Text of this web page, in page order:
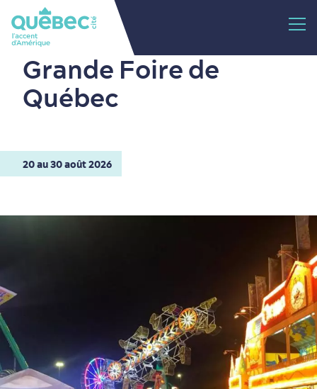
Vieux-Québec
Incontournables
7 expériences gourmandes
Où dormir?
Forfaits et rabais
Grande Foire de
Québec
20 au 30 août 2026